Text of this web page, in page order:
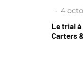
· 4
Le trial à
Carters